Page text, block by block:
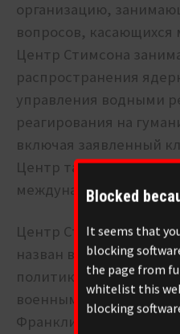
Blocked
It seems that
blocking
the page from
whitelist this
blocking
организацию,
вопросов,
Центр Стимсона
распространения
управления водными
реагирования на
включая заявленный
Центр также
международные
Центр Стимсона был
назван в честь
политика Генри Л.
военным министром
Франклине Делано